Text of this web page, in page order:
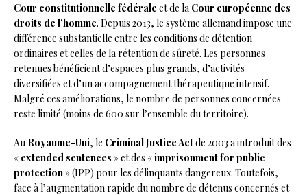
Cour constitutionnelle fédérale et de la Cour européenne des
droits de l’homme. Depuis 2013, le système allemand impose une
différence substantielle entre les conditions de détention
ordinaires et celles de la rétention de sûreté. Les personnes
retenues bénéficient d’espaces plus grands, d’activités
diversifiées et d’un accompagnement thérapeutique intensif.
Malgré ces améliorations, le nombre de personnes concernées
reste limité (moins de 600 sur l’ensemble du territoire).
Au Royaume-Uni, le Criminal Justice Actde 2003 a introduit des
« extended sentences » et des «imprisonment for public
protection» (IPP) pour les délinquants dangereux. Toutefois,
face à l’augmentation rapide du nombre de détenus concernés et